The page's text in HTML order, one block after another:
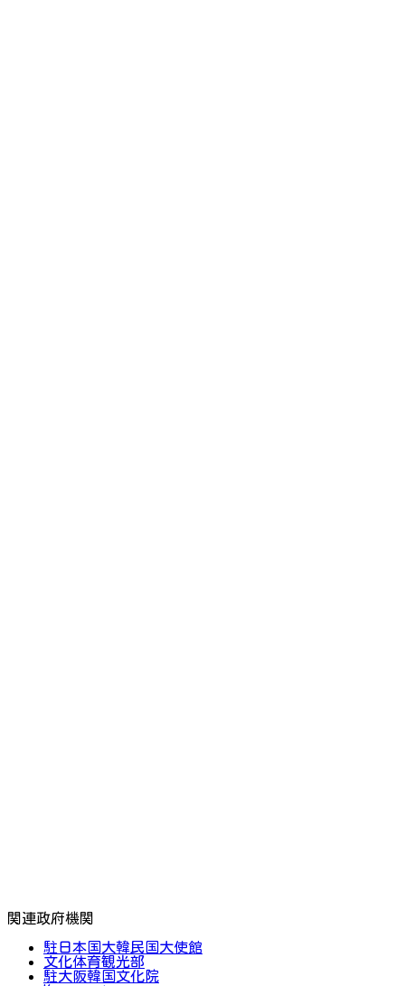
関連政府機関
駐日本国大韓民国大使館
文化体育観光部
駐大阪韓国文化院